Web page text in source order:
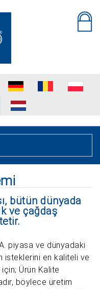
bütün dünyada
ve çağdaş
piyasa ve dünyadaki
isteklerini en kaliteli ve
Ürün Kalite
böylece üretim